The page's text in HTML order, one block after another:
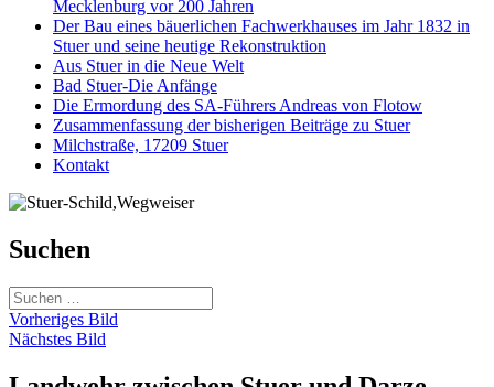
Mecklenburg vor 200 Jahren
Der Bau eines bäuerlichen Fachwerkhauses im Jahr 1832 in
Stuer und seine heutige Rekonstruktion
Aus Stuer in die Neue Welt
Bad Stuer-Die Anfänge
Die Ermordung des SA-Führers Andreas von Flotow
Zusammenfassung der bisherigen Beiträge zu Stuer
Milchstraße, 17209 Stuer
Kontakt
Suchen
Suchen
nach:
Vorheriges Bild
Nächstes Bild